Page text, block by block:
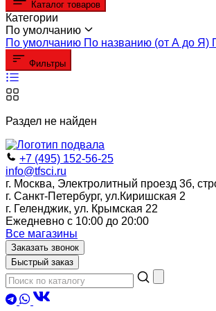
Каталог товаров
Категории
По умолчанию
По умолчанию По названию (от А до Я)
Фильтры
Раздел не найден
+7 (495) 152-56-25
info@tfsci.ru
г. Москва, Электролитный проезд 3б,
г. Санкт-Петербург, ул.Киришская 2
г. Геленджик, ул. Крымская 22
Ежедневно с 10:00 до 20:00
Все магазины
Заказать звонок
Быстрый заказ